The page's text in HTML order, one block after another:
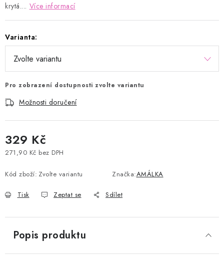
krytá.... Více informací
Varianta:
Pro zobrazení dostupnosti zvolte variantu
Možnosti doručení
329 Kč
271,90 Kč bez DPH
Kód zboží: Zvolte variantu Značka:AMÁLKA
Tisk Zeptat se Sdílet
Popis produktu